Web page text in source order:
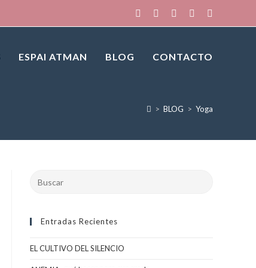
ESPAI ATMAN BLOG CONTACTO
> BLOG > Yoga
webEntradas Recientes
EL CULTIVO DEL SILENCIO